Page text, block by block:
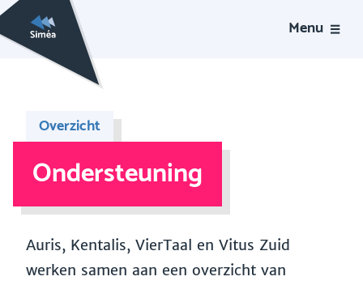
Menu
Overzicht
Ondersteuning
Auris, Kentalis, VierTaal en Vitus Zuid
werken samen aan een overzicht van